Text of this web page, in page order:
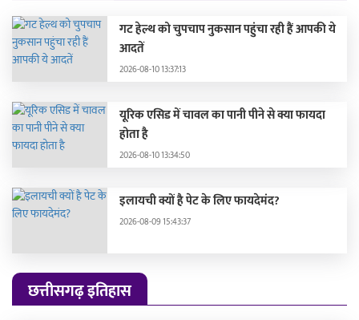
गट हेल्थ को चुपचाप नुकसान पहुंचा रही हैं आपकी ये
आदतें
2026-08-10 13:37:13
यूरिक एसिड में चावल का पानी पीने से क्या फायदा
होता है
2026-08-10 13:34:50
इलायची क्यों है पेट के लिए फायदेमंद?
2026-08-09 15:43:37
छत्तीसगढ़ इतिहास